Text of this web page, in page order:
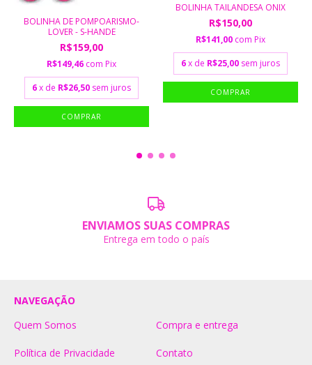
BOLINHA DE POMPOARISMO-
LOVER - S-HANDE
R$159,00
R$149,46 com Pix
6x de R$26,50 sem juros
BOLINHA TAILANDESA ONIX
R$150,00
R$141,00 com Pix
6x de R$25,00 sem juros
ENVIAMOS SUAS COMPRAS
Entrega em todo o país
NAVEGAÇÃO
Quem Somos
Compra e entrega
Política de Privacidade Contato